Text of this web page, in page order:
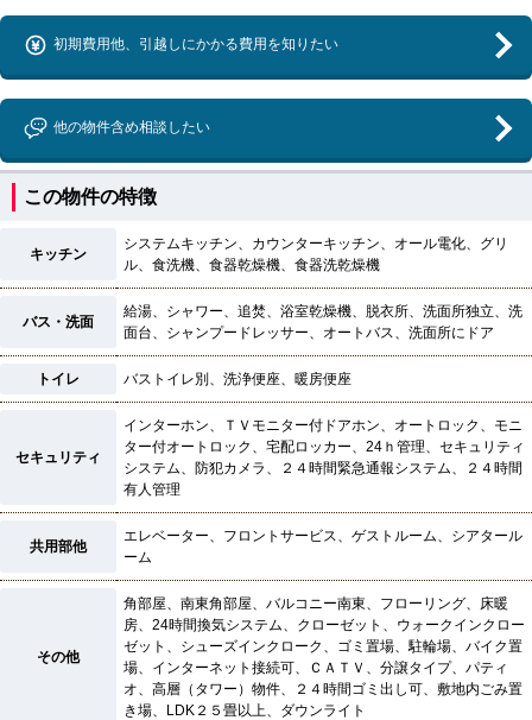
初期費用他、引越しにかかる費用を知りたい
他の物件含め相談したい
この物件の特徴
キッチン
システムキッチン、カウンターキッチン、オール電化、グリ
ル、食洗機、食器乾燥機、食器洗乾燥機
バス・洗面
給湯、シャワー、追焚、浴室乾燥機、脱衣所、洗面所独立、洗
面台、シャンプードレッサー、オートバス、洗面所にドア
トイレ バストイレ別、洗浄便座、暖房便座
セキュリティ
インターホン、ＴＶモニター付ドアホン、オートロック、モニ
ター付オートロック、宅配ロッカー、24ｈ管理、セキュリティ
システム、防犯カメラ、２４時間緊急通報システム、２４時間
有人管理
共用部他
エレベーター、フロントサービス、ゲストルーム、シアタール
ーム
その他
角部屋、南東角部屋、バルコニー南東、フローリング、床暖
房、24時間換気システム、クローゼット、ウォークインクロー
ゼット、シューズインクローク、ゴミ置場、駐輪場、バイク置
場、インターネット接続可、ＣＡＴＶ、分譲タイプ、パティ
オ、高層（タワー）物件、２４時間ゴミ出し可、敷地内ごみ置
き場、LDK２５畳以上、ダウンライト